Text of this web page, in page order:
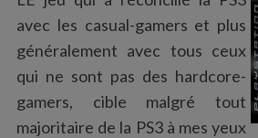
:
avec les casual-gamers et plus
généralement avec tous ceux
qui ne sont pas des hardcore-
gamers, cible malgré tout
majoritaire de la PS3 à mes yeux